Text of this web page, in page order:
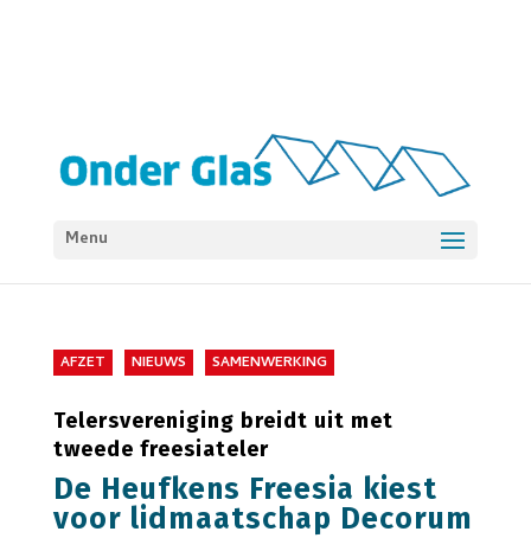
Menu
AFZET NIEUWS SAMENWERKING
Telersvereniging breidt uit met
tweede freesiateler
De Heufkens Freesia kiest
voor lidmaatschap Decorum